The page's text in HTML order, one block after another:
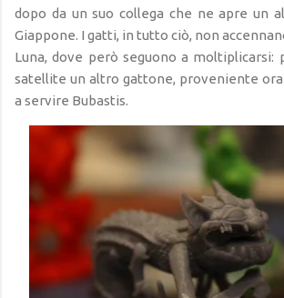
dopo da un suo collega che ne apre un
Giappone. I gatti, in tutto ciò, non
Luna, dove però seguono a moltiplicarsi:
satellite un altro gattone, proveniente ora
a servire Bubastis.